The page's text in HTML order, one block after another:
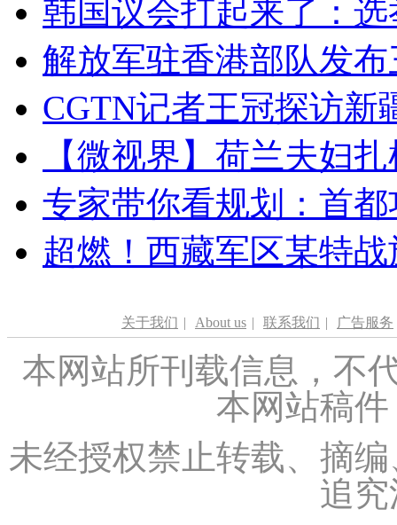
韩国议会打起来了：
解放军驻香港部队发
CGTN记者王冠探访新
【微视界】荷兰夫妇
专家带你看规划：首
超燃！西藏军区某特
关于我们 | About us | 联系我们 | 广告服务
本网站所刊载信息，不
本网站稿
未经授权禁止转载、摘
追